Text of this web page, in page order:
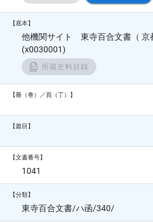
【底本】
他機関サイト 東寺百合文書（ 京
(x0030001)
所蔵史料目録
【冊（巻）／頁（丁）】
【篇目】
【文書番号】
1041
【分類】
東寺百合文書/ハ函/340/